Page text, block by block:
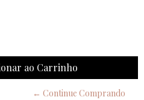
← Continue Comprando